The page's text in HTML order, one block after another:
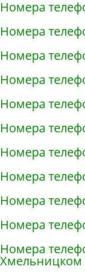
Номера
Номера
Номера
Номера
Номера
Номера
Номера
Номера
Номера
Номера
Номера
Хмельницком